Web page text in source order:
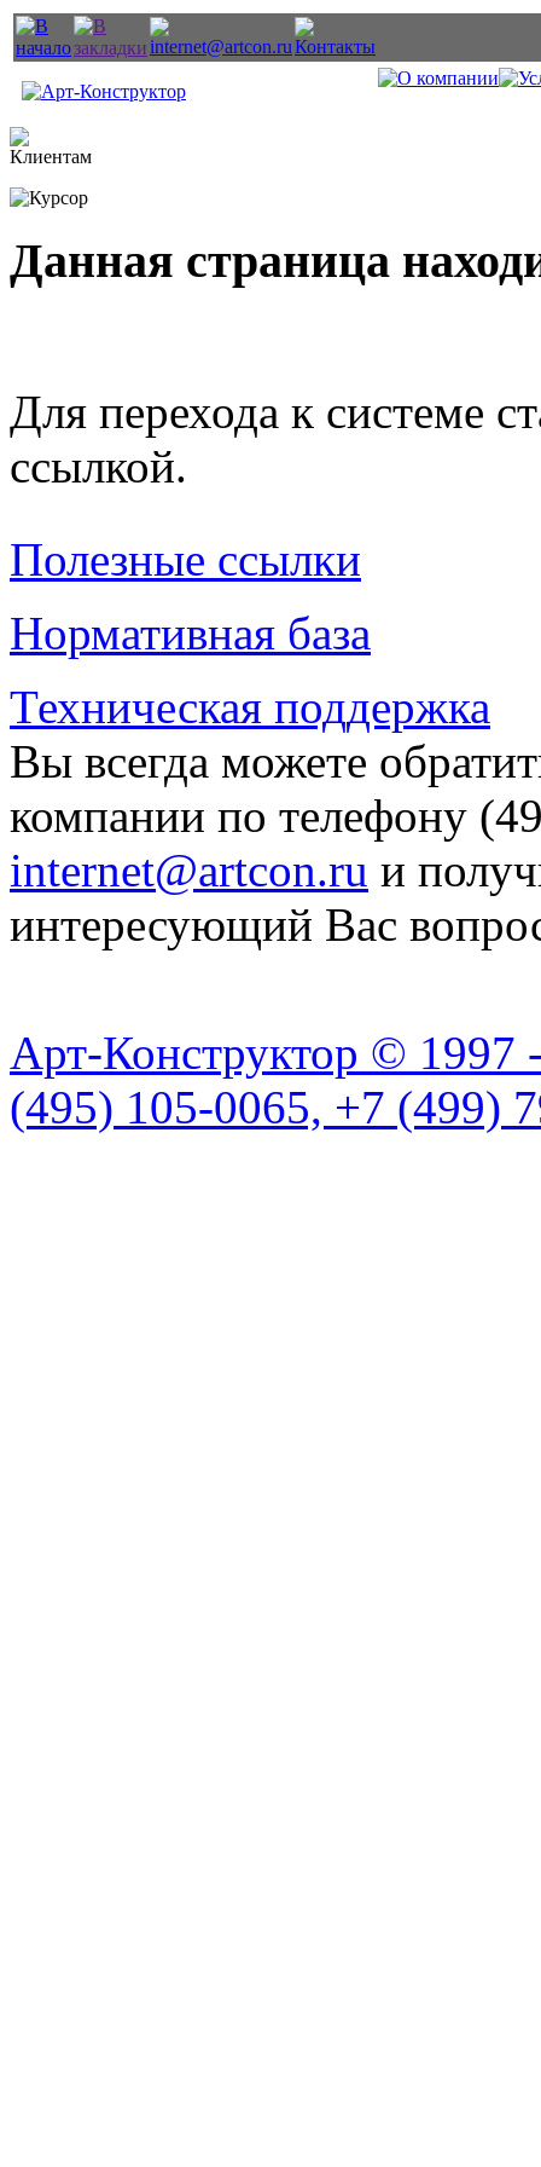
Данная страница
Для перехода к системе
ссылкой.
Полезные ссылки
Нормативная база
Техническая поддержка
Вы всегда можете
компании по телефону
internet@artcon.ru и
интересующий Вас
Арт-Конструктор © 1997
(495) 105-0065, +7 (499)